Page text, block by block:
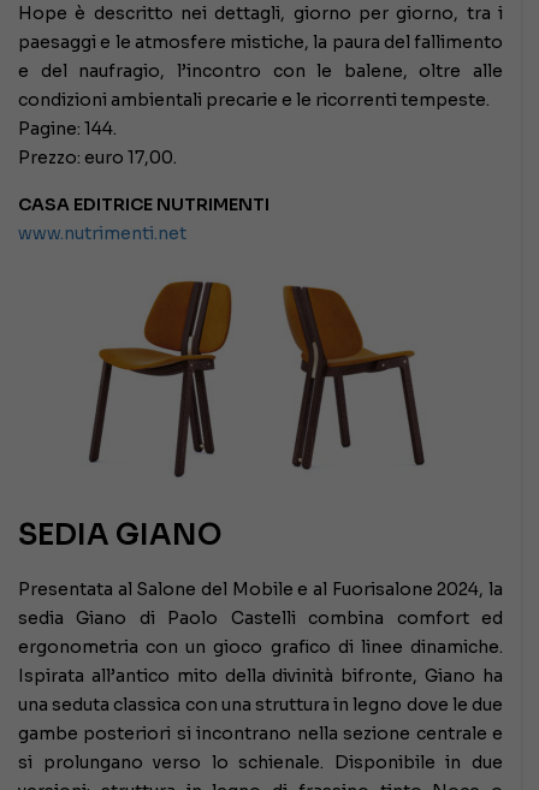
Hope è descritto nei dettagli, giorno per giorno, tra i
paesaggi e le atmosfere mistiche, la paura del fallimento
e del naufragio, l’incontro con le balene, oltre alle
condizioni ambientali precarie e le ricorrenti tempeste.
Pagine: 144.
Prezzo: euro 17,00.
CASA EDITRICE NUTRIMENTI
www.nutrimenti.net
SEDIA GIANO
Presentata al Salone del Mobile e al Fuorisalone 2024, la
sedia Giano di Paolo Castelli combina comfort ed
ergonometria con un gioco grafico di linee dinamiche.
Ispirata all’antico mito della divinità bifronte, Giano ha
una seduta classica con una struttura in legno dove le due
gambe posteriori si incontrano nella sezione centrale e
si prolungano verso lo schienale. Disponibile in due